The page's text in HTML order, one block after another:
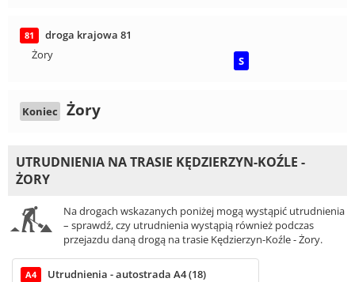
81
droga krajowa 81
Żory
S
Koniec Żory
UTRUDNIENIA NA TRASIE KĘDZIERZYN-KOŹLE -
ŻORY
Na drogach wskazanych poniżej mogą wystąpić utrudnienia
– sprawdź, czy utrudnienia wystąpią również podczas
przejazdu daną drogą na trasie Kędzierzyn-Koźle - Żory.
A4 Utrudnienia - autostrada A4 (18)